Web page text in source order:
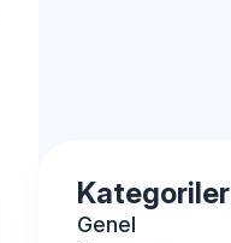
Kategoriler
Genel